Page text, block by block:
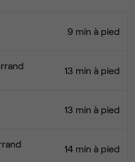
9 min à pied
13 min à pied
13 min à pied
14 min à pied